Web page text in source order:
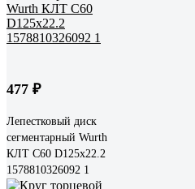
477 ₽
Лепестковый диск
сегментарный Wurth
КЛТ С60 D125x22.2
1578810326092 1